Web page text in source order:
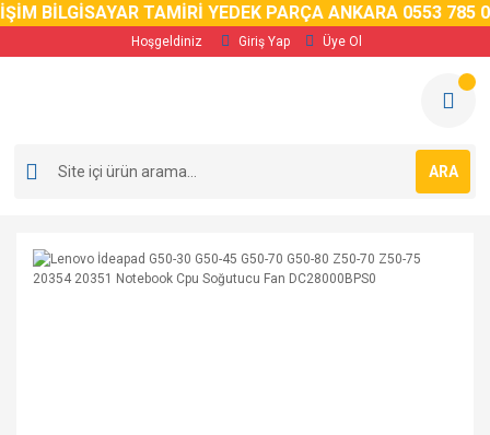
BİLGİSAYAR TAMİRİ YEDEK PARÇA ANKARA 0553 785 02
Hoşgeldiniz Giriş Yap Üye Ol
ARA